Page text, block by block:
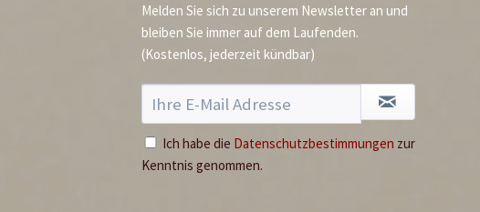
Melden Sie sich zu unserem Newsletter an und
bleiben Sie immer auf dem Laufenden.
(Kostenlos, jederzeit kündbar)
Ich habe die Datenschutzbestimmungen zur
Kenntnis genommen.